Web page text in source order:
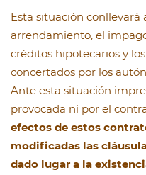
Esta situación
arrendamiento, el
créditos hipotecarios y los
concertados por los
Ante esta situación
provocada ni por el
efectos de estos
modificadas las
dado lugar a la